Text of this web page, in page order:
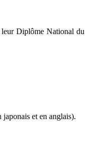
leur Diplôme National du
et en anglais).